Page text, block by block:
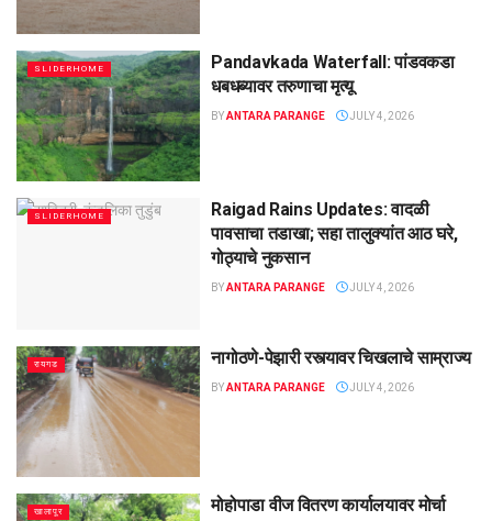
SLIDERHOME
Pandavkada Waterfall: पांडवकडा
धबधब्यावर तरुणाचा मृत्यू
BYANTARA PARANGE JULY 4, 2026
SLIDERHOME
Raigad Rains Updates: वादळी
पावसाचा तडाखा; सहा तालुक्यांत आठ घरे,
गोठ्याचे नुकसान
BYANTARA PARANGE JULY 4, 2026
रायगड नागोठणे-पेझारी रस्त्यावर चिखलाचे साम्राज्य
BYANTARA PARANGE JULY 4, 2026
खालापूर मोहोपाडा वीज वितरण कार्यालयावर मोर्चा